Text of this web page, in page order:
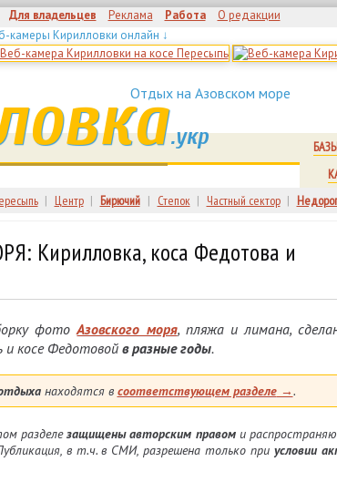
Для владельцев Реклама Работа О редакции
камеры Кирилловки онлайн ↓
Отдых на Азовском море
.укр
| Центр | Бирючий | Степок | Частный сектор |
Кирилловка, коса Федотова и
фотоАзовского моря, пляжа и лимана,
и косе Федотовой в разные годы.
находятся в соответствующем разделе→.
разделезащищены авторским правоми
в т.ч. в СМИ, разрешена только при условии